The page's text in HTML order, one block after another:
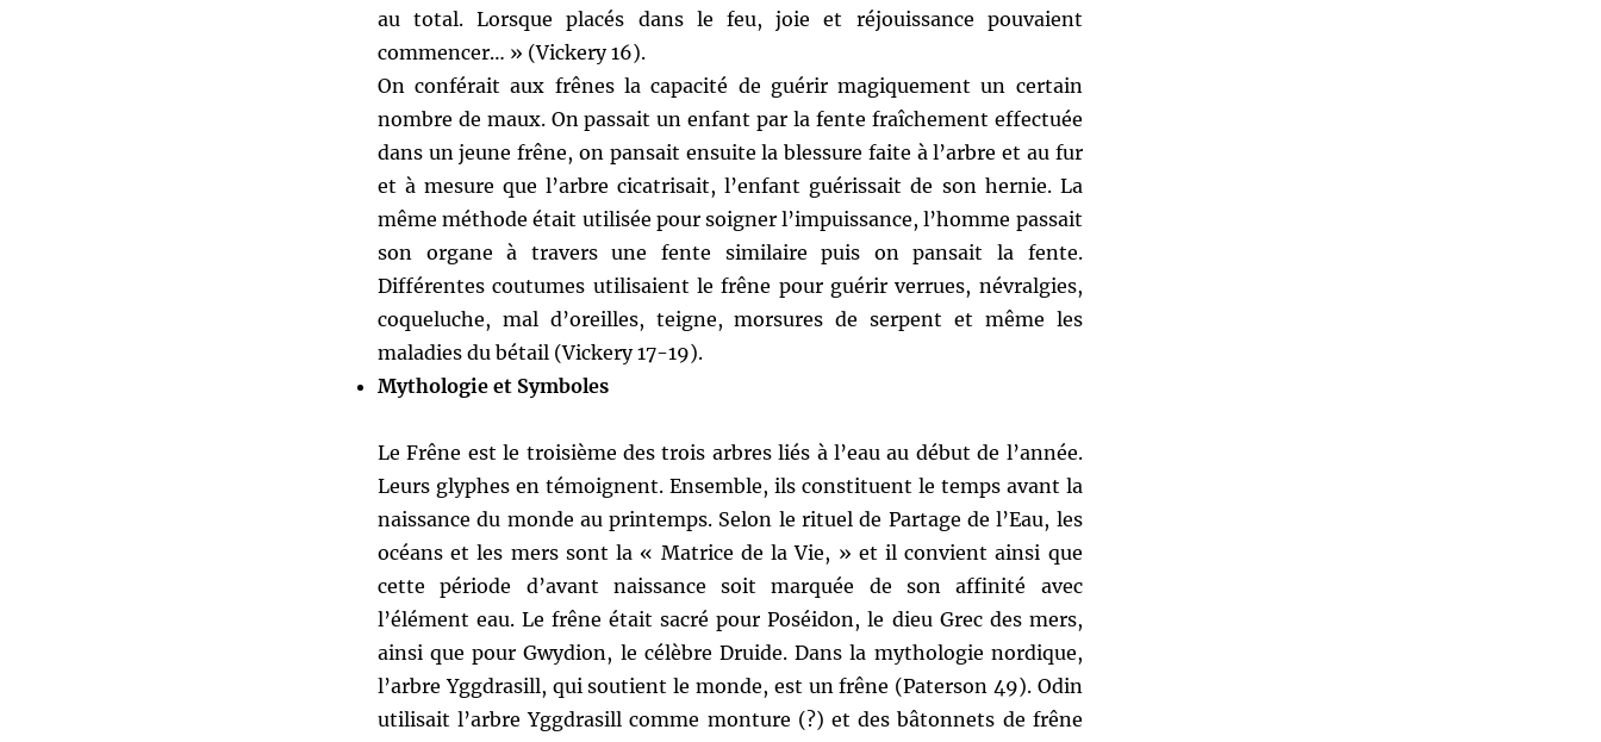
au total. Lorsque placés dans le feu, joie et réjouissance pouvaient
commencer… » (Vickery 16).
On conférait aux frênes la capacité de guérir magiquement un certain
nombre de maux. On passait un enfant par la fente fraîchement effectuée
dans un jeune frêne, on pansait ensuite la blessure faite à l’arbre et au fur
et à mesure que l’arbre cicatrisait, l’enfant guérissait de son hernie. La
même méthode était utilisée pour soigner l’impuissance, l’homme passait
son organe à travers une fente similaire puis on pansait la fente.
Différentes coutumes utilisaient le frêne pour guérir verrues, névralgies,
coqueluche, mal d’oreilles, teigne, morsures de serpent et même les
maladies du bétail (Vickery 17-19).
Mythologie et Symboles
Le Frêne est le troisième des trois arbres liés à l’eau au début de l’année.
Leurs glyphes en témoignent. Ensemble, ils constituent le temps avant la
naissance du monde au printemps. Selon le rituel de Partage de l’Eau, les
océans et les mers sont la « Matrice de la Vie, » et il convient ainsi que
cette période d’avant naissance soit marquée de son affinité avec
l’élément eau. Le frêne était sacré pour Poséidon, le dieu Grec des mers,
ainsi que pour Gwydion, le célèbre Druide. Dans la mythologie nordique,
l’arbre Yggdrasill, qui soutient le monde, est un frêne (Paterson 49). Odin
utilisait l’arbre Yggdrasill comme monture (?) et des bâtonnets de frêne